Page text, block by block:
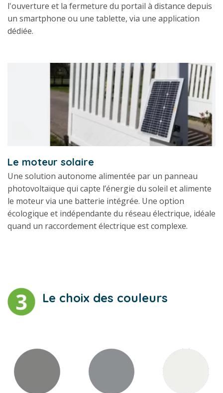
l'ouverture et la fermeture du portail à distance depuis
un smartphone ou une tablette, via une application
dédiée.
Le moteur solaire
Une solution autonome alimentée par un panneau
photovoltaïque qui capte l’énergie du soleil et alimente
le moteur via une batterie intégrée. Une option
écologique et indépendante du réseau électrique, idéale
quand un raccordement électrique est complexe.
Le choix des couleurs